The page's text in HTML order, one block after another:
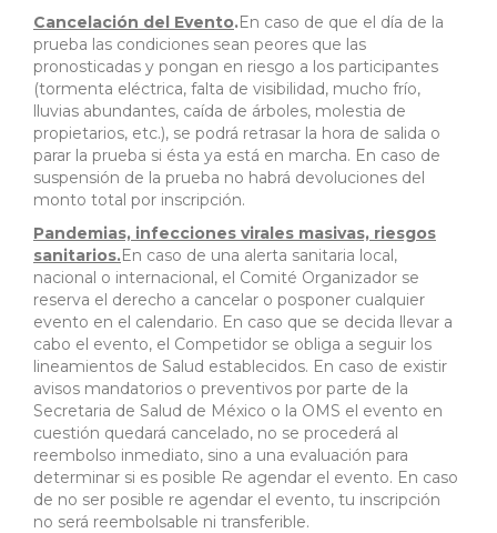
Cancelación del Evento.En caso de que el día de la
prueba las condiciones sean peores que las
pronosticadas y pongan en riesgo a los participantes
(tormenta eléctrica, falta de visibilidad, mucho frío,
lluvias abundantes, caída de árboles, molestia de
propietarios, etc.), se podrá retrasar la hora de salida o
parar la prueba si ésta ya está en marcha. En caso de
suspensión de la prueba no habrá devoluciones del
monto total por inscripción.
Pandemias, infecciones virales masivas, riesgos
sanitarios.En caso de una alerta sanitaria local,
nacional o internacional, el Comité Organizador se
reserva el derecho a cancelar o posponer cualquier
evento en el calendario. En caso que se decida llevar a
cabo el evento, el Competidor se obliga a seguir los
lineamientos de Salud establecidos. En caso de existir
avisos mandatorios o preventivos por parte de la
Secretaria de Salud de México o la OMS el evento en
cuestión quedará cancelado, no se procederá al
reembolso inmediato, sino a una evaluación para
determinar si es posible Re agendar el evento. En caso
de no ser posible re agendar el evento, tu inscripción
no será reembolsable ni transferible.